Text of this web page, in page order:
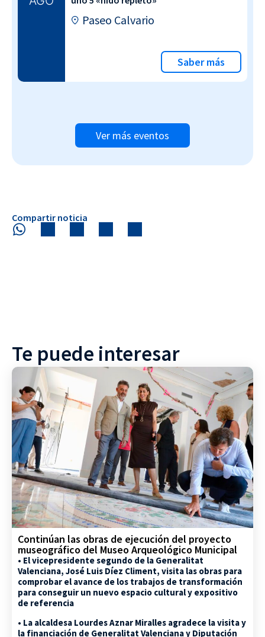
Paseo Calvario
Saber más
Ver más eventos
Compartir noticia
Te puede interesar
Continúan las obras de ejecución del proyecto
museográfico del Museo Arqueológico Municipal
• El vicepresidente segundo de la Generalitat
Valenciana, José Luis Díez Climent, visita las obras para
comprobar el avance de los trabajos de transformación
para conseguir un nuevo espacio cultural y expositivo
de referencia
• La alcaldesa Lourdes Aznar Miralles agradece la visita y
la financiación de Generalitat Valenciana y Diputación